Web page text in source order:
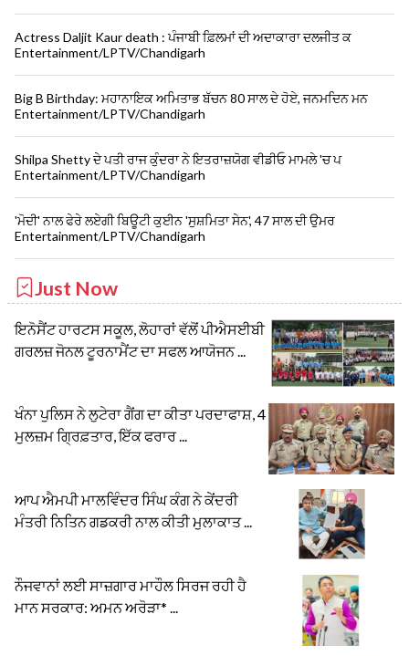
Actress Daljit Kaur death : ਪੰਜਾਬੀ ਫ਼ਿਲਮਾਂ ਦੀ ਅਦਾਕਾਰਾ ਦਲਜੀਤ ਕ
Entertainment/LPTV/Chandigarh
Big B Birthday: ਮਹਾਨਾਇਕ ਅਮਿਤਾਭ ਬੱਚਨ 80 ਸਾਲ ਦੇ ਹੋਏ, ਜਨਮਦਿਨ ਮਨ
Entertainment/LPTV/Chandigarh
Shilpa Shetty ਦੇ ਪਤੀ ਰਾਜ ਕੁੰਦਰਾ ਨੇ ਇਤਰਾਜ਼ਯੋਗ ਵੀਡੀਓ ਮਾਮਲੇ 'ਚ ਪ
Entertainment/LPTV/Chandigarh
'ਮੋਦੀ' ਨਾਲ ਫੇਰੇ ਲਏਗੀ ਬਿਊਟੀ ਕੁਈਨ 'ਸੁਸ਼ਮਿਤਾ ਸੇਨ', 47 ਸਾਲ ਦੀ ਉਮਰ
Entertainment/LPTV/Chandigarh
Just Now
ਇਨੋਸੈਂਟ ਹਾਰਟਸ ਸਕੂਲ, ਲੋਹਾਰਾਂ ਵੱਲੋਂ ਪੀਐਸਈਬੀ
ਗਰਲਜ਼ ਜੋਨਲ ਟੂਰਨਾਮੈਂਟ ਦਾ ਸਫਲ ਆਯੋਜਨ ...
ਖੰਨਾ ਪੁਲਿਸ ਨੇ ਲੁਟੇਰਾ ਗੈਂਗ ਦਾ ਕੀਤਾ ਪਰਦਾਫਾਸ਼, 4
ਮੁਲਜ਼ਮ ਗ੍ਰਿਫ਼ਤਾਰ, ਇੱਕ ਫਰਾਰ ...
ਆਪ ਐਮਪੀ ਮਾਲਵਿੰਦਰ ਸਿੰਘ ਕੰਗ ਨੇ ਕੇਂਦਰੀ
ਮੰਤਰੀ ਨਿਤਿਨ ਗਡਕਰੀ ਨਾਲ ਕੀਤੀ ਮੁਲਾਕਾਤ ...
ਨੌਜਵਾਨਾਂ ਲਈ ਸਾਜ਼ਗਾਰ ਮਾਹੌਲ ਸਿਰਜ ਰਹੀ ਹੈ
ਮਾਨ ਸਰਕਾਰ: ਅਮਨ ਅਰੋੜਾ* ...